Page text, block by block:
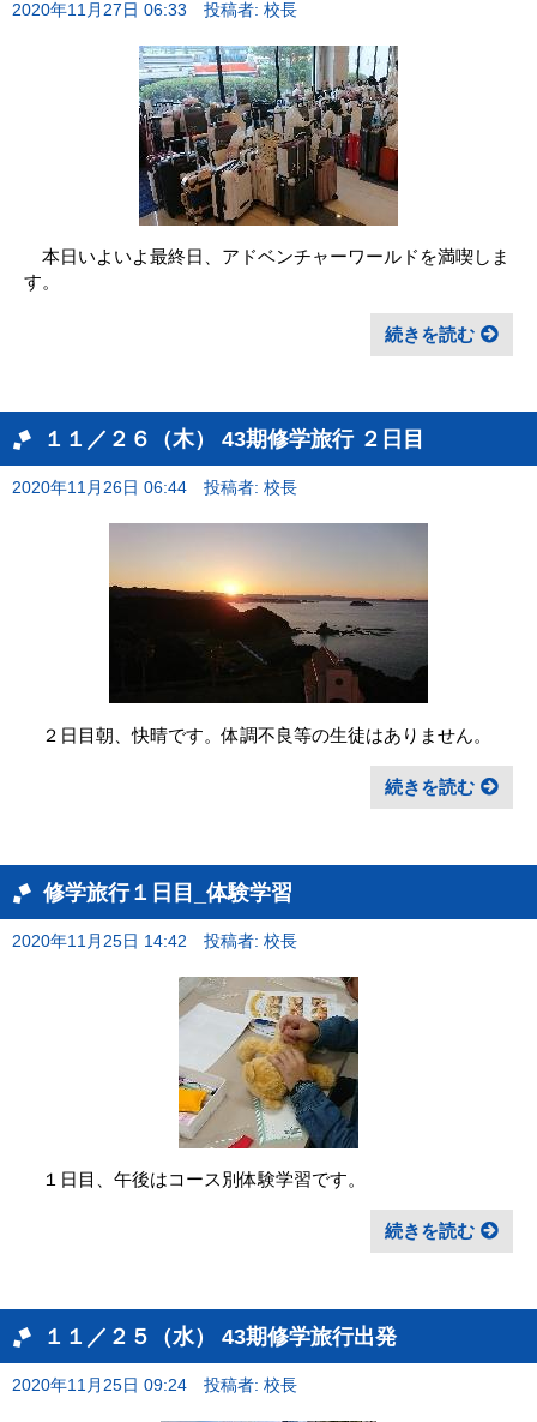
2020年11月27日 06:33 投稿者: 校長
本日いよいよ最終日、アドベンチャーワールドを満喫しま
す。
続きを読む
１１／２６（木） 43期修学旅行 ２日目
2020年11月26日 06:44 投稿者: 校長
２日目朝、快晴です。体調不良等の生徒はありません。
続きを読む
修学旅行１日目_体験学習
2020年11月25日 14:42 投稿者: 校長
１日目、午後はコース別体験学習です。
続きを読む
１１／２５（水） 43期修学旅行出発
2020年11月25日 09:24 投稿者: 校長